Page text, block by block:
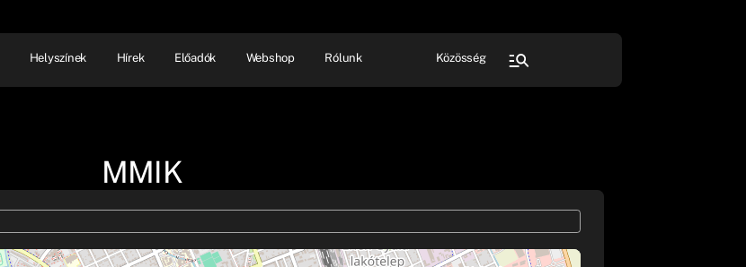
Helyszínek Hírek Előadók Webshop Rólunk Közösség
MMIK